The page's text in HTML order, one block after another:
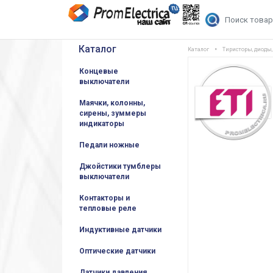
Каталог
Концевые
выключатели
Маячки, колонны,
сирены, зуммеры
индикаторы
Педали ножные
Джойстики тумблеры
выключатели
Контакторы и
тепловые реле
Индуктивные датчики
Оптические датчики
Каталог Тиристоры,